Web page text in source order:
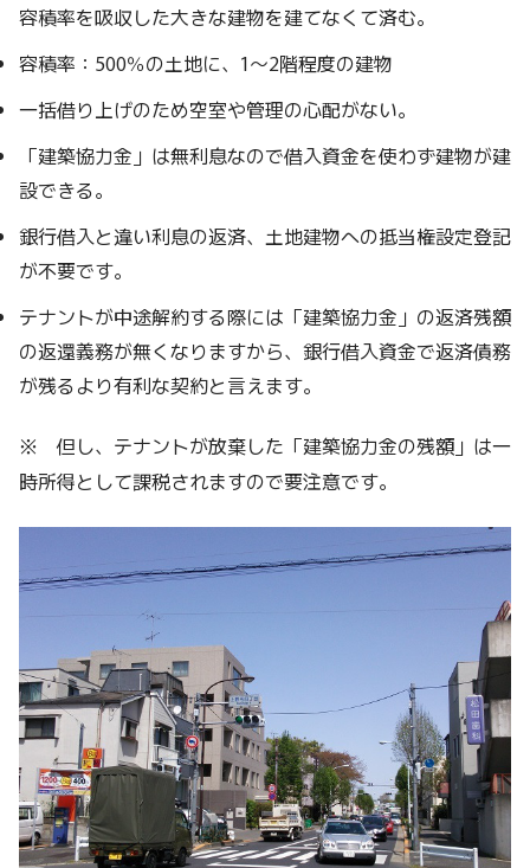
容積率を吸収した大きな建物を建てなくて済む。
容積率：500％の土地に、1～2階程度の建物
一括借り上げのため空室や管理の心配がない。
「建築協力金」は無利息なので借入資金を使わず建物が建
設できる。
銀行借入と違い利息の返済、土地建物への抵当権設定登記
が不要です。
テナントが中途解約する際には「建築協力金」の返済残額
の返還義務が無くなりますから、銀行借入資金で返済債務
が残るより有利な契約と言えます。
※ 但し、テナントが放棄した「建築協力金の残額」は一
時所得として課税されますので要注意です。